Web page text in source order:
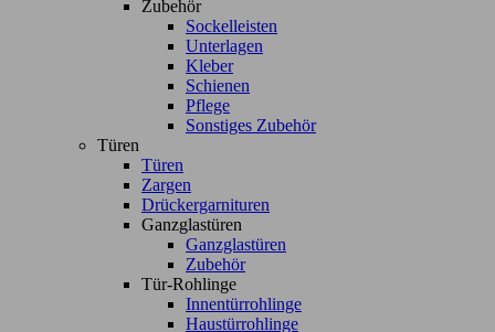
Zubehör
Sockelleisten
Unterlagen
Kleber
Schienen
Pflege
Sonstiges Zubehör
Türen
Türen
Zargen
Drückergarnituren
Ganzglastüren
Ganzglastüren
Zubehör
Tür-Rohlinge
Innentürrohlinge
Haustürrohlinge